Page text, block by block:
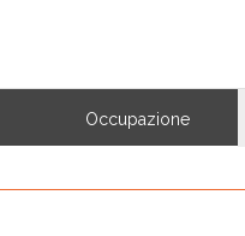
Occupazione